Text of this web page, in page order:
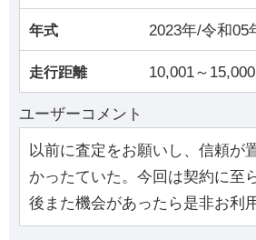
年式 2023年/令和05
走行距離 10,001～15,000
ユーザーコメント
以前に査定をお願いし、信頼が
かったていた。今回は契約に至
後また機会があったら是非お利